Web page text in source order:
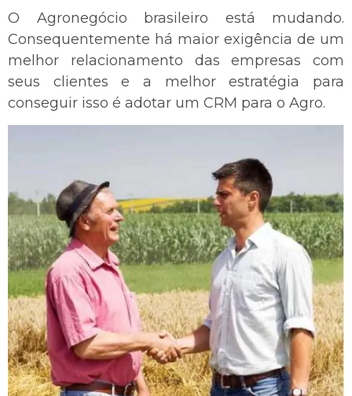
O Agronegócio brasileiro está mudando.
Consequentemente há maior exigência de um
melhor relacionamento das empresas com
seus clientes e a melhor estratégia para
conseguir isso é adotar um CRM para o Agro.